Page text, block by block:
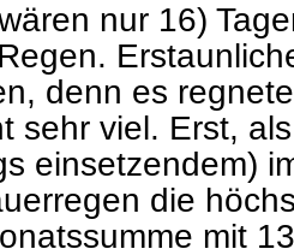
nur 16)
denn es
sehr viel. Erst,
einsetzendem)
die
mit